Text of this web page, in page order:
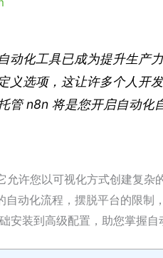
动化工具已成为提升生产
义选项，这让许多个人开
管 n8n 将是您开启自动化
许您以可视化方式创建复杂
动化流程，摆脱平台的限制
装到高级配置，助您掌握自